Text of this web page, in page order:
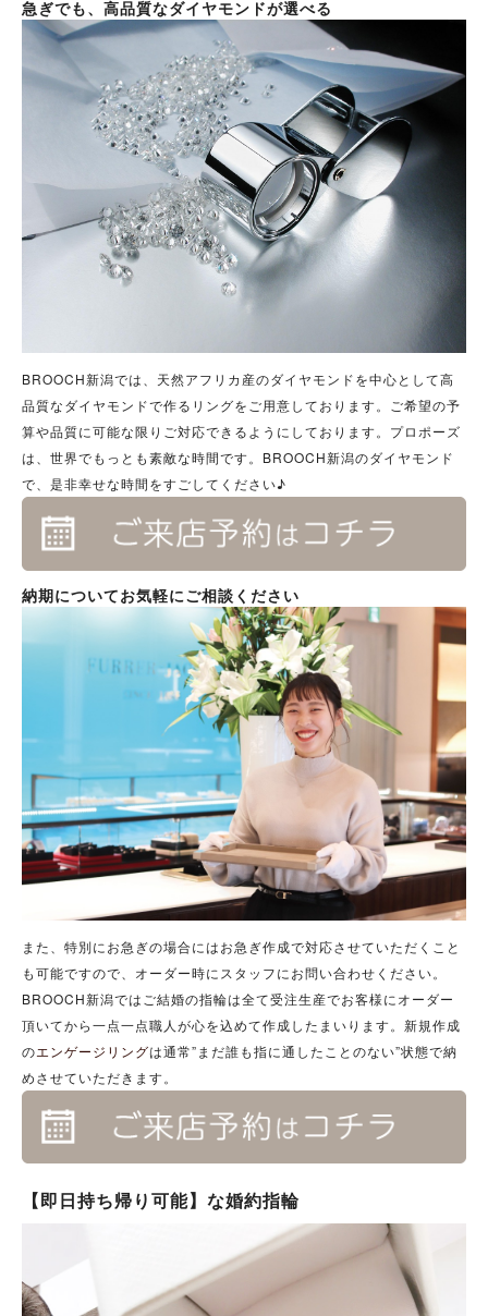
急ぎでも、高品質なダイヤモンドが選べる
BROOCH新潟では、天然アフリカ産のダイヤモンドを中心として高
品質なダイヤモンドで作るリングをご用意しております。ご希望の予
算や品質に可能な限りご対応できるようにしております。プロポーズ
は、世界でもっとも素敵な時間です。BROOCH新潟のダイヤモンド
で、是非幸せな時間をすごしてください♪
納期についてお気軽にご相談ください
また、特別にお急ぎの場合にはお急ぎ作成で対応させていただくこと
も可能ですので、オーダー時にスタッフにお問い合わせください。
BROOCH新潟ではご結婚の指輪は全て受注生産でお客様にオーダー
頂いてから一点一点職人が心を込めて作成したまいります。新規作成
のエンゲージリングは通常”まだ誰も指に通したことのない”状態で納
めさせていただきます。
【即日持ち帰り可能】な婚約指輪